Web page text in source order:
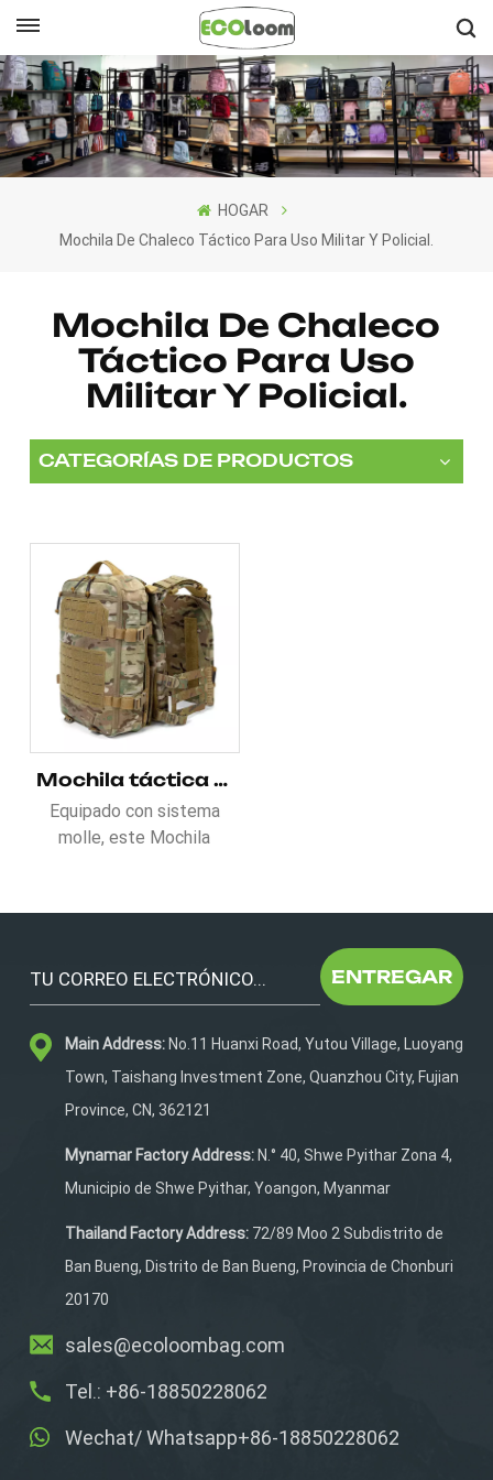
English
Français
Deutsch
Nederlands
HOGAR
Mochila De Chaleco Táctico Para Uso Militar Y Policial.
Mochila De Chaleco
Táctico Para Uso
Militar Y Policial.
CATEGORÍAS DE PRODUCTOS
Mochila táctica tipo chaleco Molle de nailon 1000D
Equipado con sistema
molle, este Mochila
organizado con chaleco y
multifuncionales para
espuma de 25 mm de
espesor hace que esta
mochila de chaleco
al realizar aventuras
tácticas.
ENTREGAR
Main Address:No.11 Huanxi Road, Yutou Village, Luoyang
Town, Taishang Investment Zone, Quanzhou City, Fujian
Province, CN, 362121
Mynamar Factory Address:N.° 40, Shwe Pyithar Zona 4,
Municipio de Shwe Pyithar, Yoangon, Myanmar
Thailand Factory Address:72/89 Moo 2 Subdistrito de
Ban Bueng, Distrito de Ban Bueng, Provincia de Chonburi
20170
sales@ecoloombag.com
Tel.: +86-18850228062
Wechat/ Whatsapp+86-18850228062